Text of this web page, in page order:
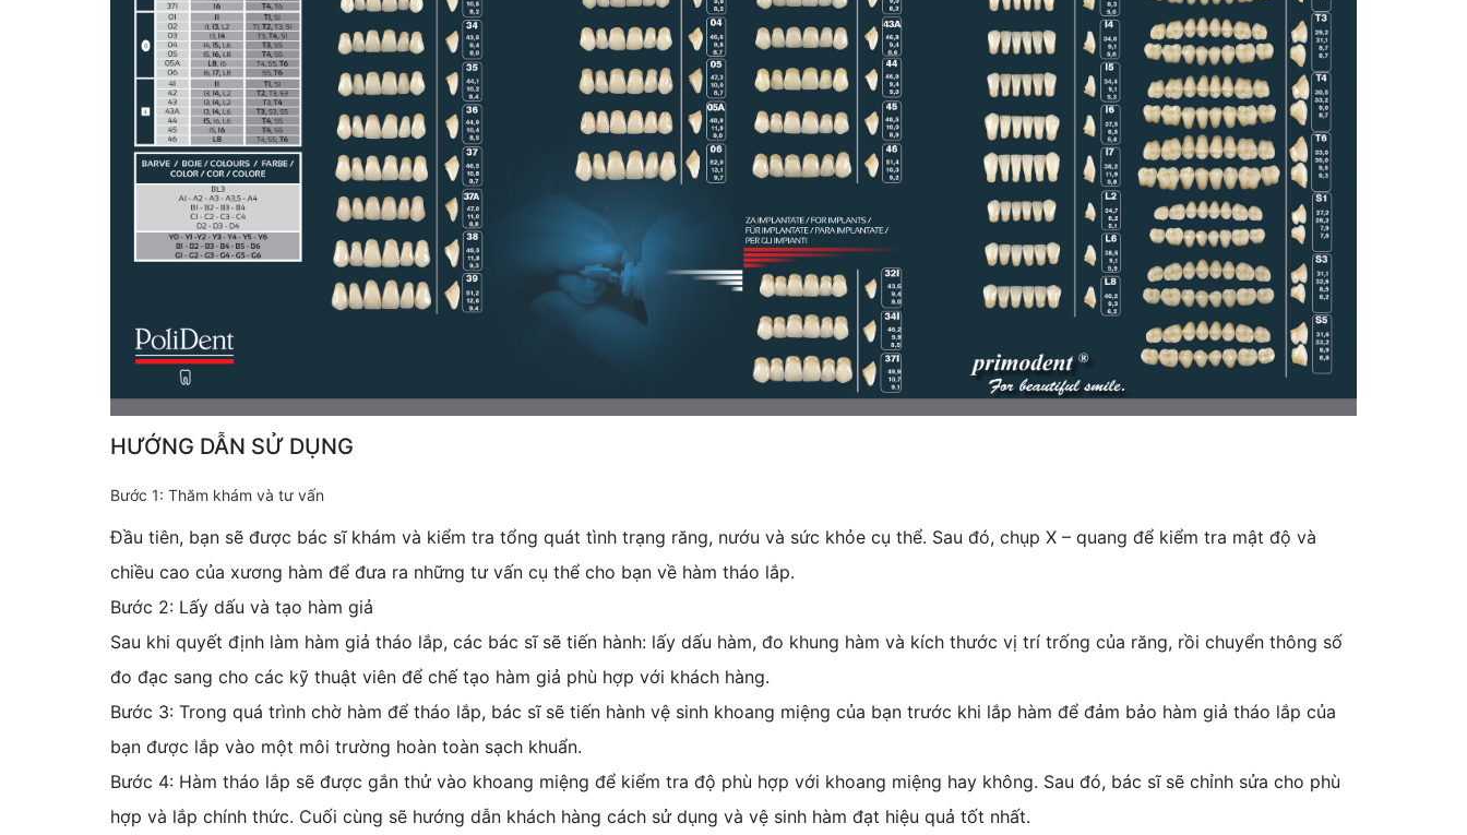
HƯỚNG DẪN SỬ DỤNG
Bước 1: Thăm khám và tư vấn
Đầu tiên, bạn sẽ được bác sĩ khám và kiểm tra tổng quát tình trạng răng, nướu và sức khỏe cụ thể. Sau đó, chụp X – quang để kiểm tra mật độ và
chiều cao của xương hàm để đưa ra những tư vấn cụ thể cho bạn về hàm tháo lắp.
Bước 2: Lấy dấu và tạo hàm giả
Sau khi quyết định làm hàm giả tháo lắp, các bác sĩ sẽ tiến hành: lấy dấu hàm, đo khung hàm và kích thước vị trí trống của răng, rồi chuyển thông số
đo đạc sang cho các kỹ thuật viên để chế tạo hàm giả phù hợp với khách hàng.
Bước 3: Trong quá trình chờ hàm để tháo lắp, bác sĩ sẽ tiến hành vệ sinh khoang miệng của bạn trước khi lắp hàm để đảm bảo hàm giả tháo lắp của
bạn được lắp vào một môi trường hoàn toàn sạch khuẩn.
Bước 4: Hàm tháo lắp sẽ được gắn thử vào khoang miệng để kiểm tra độ phù hợp với khoang miệng hay không. Sau đó, bác sĩ sẽ chỉnh sửa cho phù
hợp và lắp chính thức. Cuối cùng sẽ hướng dẫn khách hàng cách sử dụng và vệ sinh hàm đạt hiệu quả tốt nhất.